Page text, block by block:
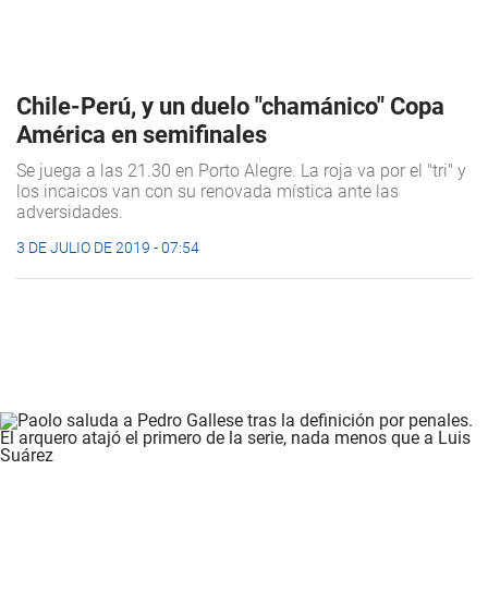
Chile-Perú, y un duelo "chamánico" Copa
América en semifinales
Se juega a las 21.30 en Porto Alegre. La roja va por el "tri" y
los incaicos van con su renovada mística ante las
adversidades.
3 DE JULIO DE 2019 - 07:54